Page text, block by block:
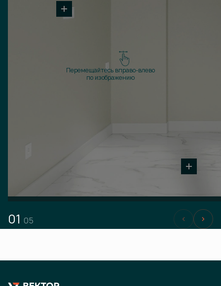
Перемещайтесь вправо-влево
по изображению
01 05